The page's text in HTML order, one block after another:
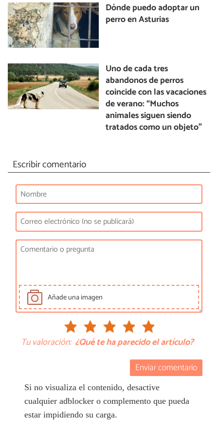
Dónde puedo adoptar un
perro en Asturias
Uno de cada tres
abandonos de perros
coincide con las vacaciones
de verano: “Muchos
animales siguen siendo
tratados como un objeto”
Escribir comentario
Añade una imagen
Tu valoración: ¿Qué te ha parecido el artículo?
Enviar comentario
Si no visualiza el contenido, desactive
cualquier adblocker o complemento que pueda
estar impidiendo su carga.